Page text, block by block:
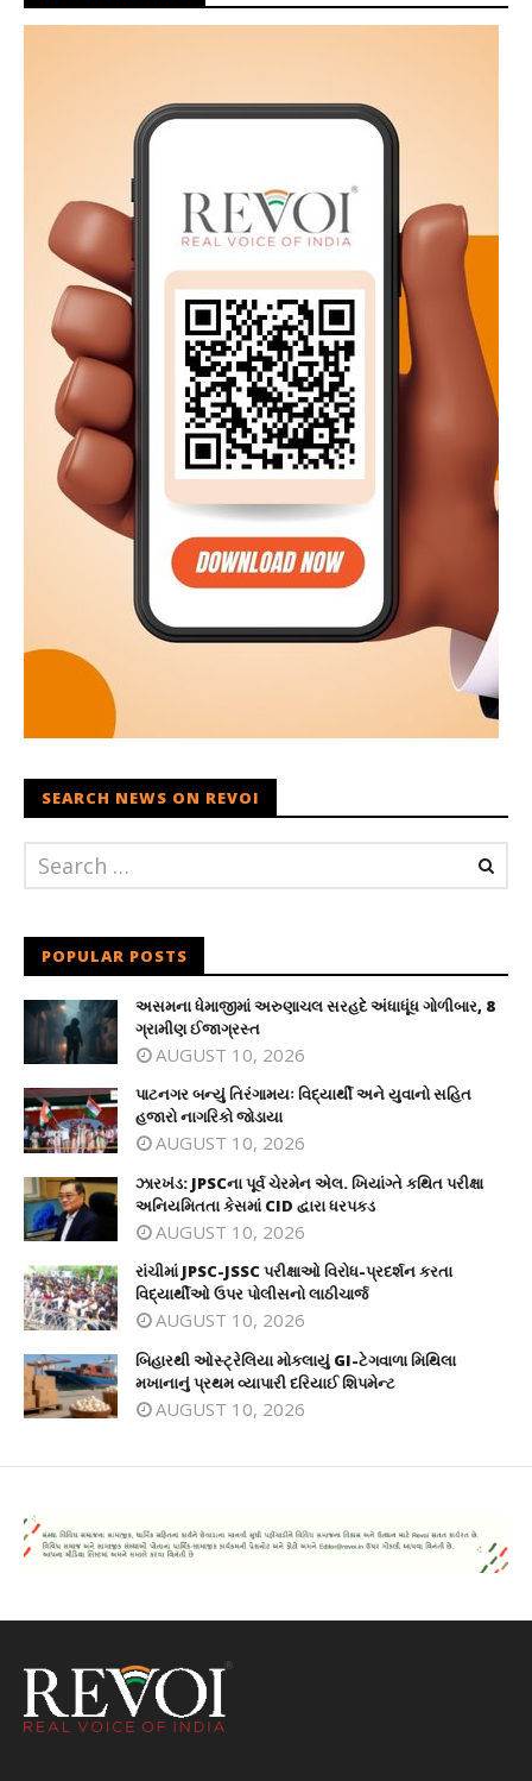
SEARCH NEWS ON REVOI
POPULAR POSTS
અસમના ધેમાજીમાં અરુણાચલ સરહદે અંધાધૂંધ ગોળીબાર, 8
ગ્રામીણ ઈજાગ્રસ્ત
AUGUST 10, 2026
પાટનગર બન્યું તિરંગામયઃ વિદ્યાર્થી અને યુવાનો સહિત
હજારો નાગરિકો જોડાયા
AUGUST 10, 2026
ઝારખંડ: JPSCના પૂર્વ ચેરમેન એલ. ખિયાંગ્તે કથિત પરીક્ષા
અનિયમિતતા કેસમાં CID દ્વારા ધરપકડ
AUGUST 10, 2026
રાંચીમાં JPSC-JSSC પરીક્ષાઓ વિરોધ-પ્રદર્શન કરતા
વિદ્યાર્થીઓ ઉપર પોલીસનો લાઠીચાર્જ
AUGUST 10, 2026
બિહારથી ઓસ્ટ્રેલિયા મોકલાયું GI-ટેગવાળા મિથિલા
મખાનાનું પ્રથમ વ્યાપારી દરિયાઈ શિપમેન્ટ
AUGUST 10, 2026